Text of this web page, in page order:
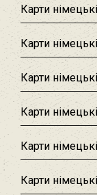
Карти
Карти
Карти
Карти
Карти
Карти